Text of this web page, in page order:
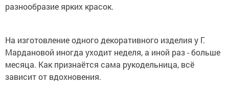
разнообразие ярких красок.
На изготовление одного декоративного изделия у Г.
Мардановой иногда уходит неделя, а иной раз - больше
месяца. Как признаётся сама рукодельница, всё
зависит от вдохновения.